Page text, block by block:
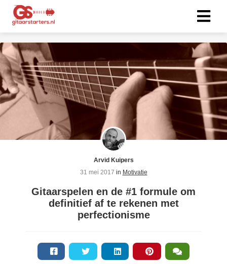
Arvid Kuipers
31 mei 2017 in Motivatie
Gitaarspelen en de #1 formule om
definitief af te rekenen met
perfectionisme
Beleid